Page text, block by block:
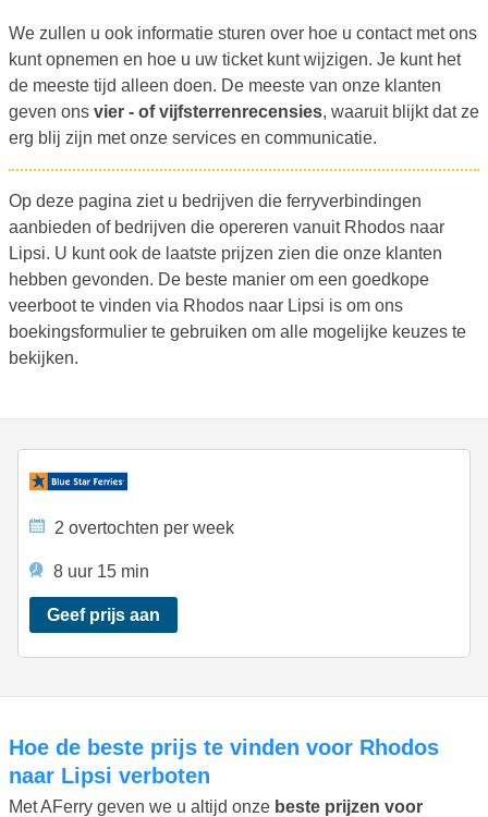
We zullen u ook informatie sturen over hoe u contact met ons
kunt opnemen en hoe u uw ticket kunt wijzigen. Je kunt het
de meeste tijd alleen doen. De meeste van onze klanten
geven ons vier - of vijfsterrenrecensies, waaruit blijkt dat ze
erg blij zijn met onze services en communicatie.
Op deze pagina ziet u bedrijven die ferryverbindingen
aanbieden of bedrijven die opereren vanuit Rhodos naar
Lipsi. U kunt ook de laatste prijzen zien die onze klanten
hebben gevonden. De beste manier om een goedkope
veerboot te vinden via Rhodos naar Lipsi is om ons
boekingsformulier te gebruiken om alle mogelijke keuzes te
bekijken.
2 overtochten per week
8 uur 15 min
Geef prijs aan
Hoe de beste prijs te vinden voor Rhodos
naar Lipsi verboten
Met AFerry geven we u altijd onze beste prijzen voor